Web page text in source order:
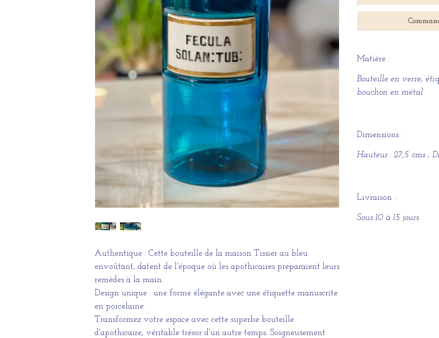
Authentique : Cette bouteille de la maison Tissier au bleu
envoûtant, datent de l'époque où les apothicaires préparaient leurs
remèdes à la main.
Design unique : une forme élégante avec une étiquette manuscrite
en porcelaine .
Transformez votre espace avec cette superbe bouteille
d'apothicaire, véritable trésor d'un autre temps. Soigneusement
Matière :
Bouteille en verre,
bouchon en métal
Dimensions :
Hauteur : 27,5 cms ;
Livraison :
Sous 10 à 15 jours